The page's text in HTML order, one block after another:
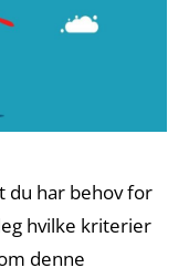
du har behov for
hvilke kriterier
denne